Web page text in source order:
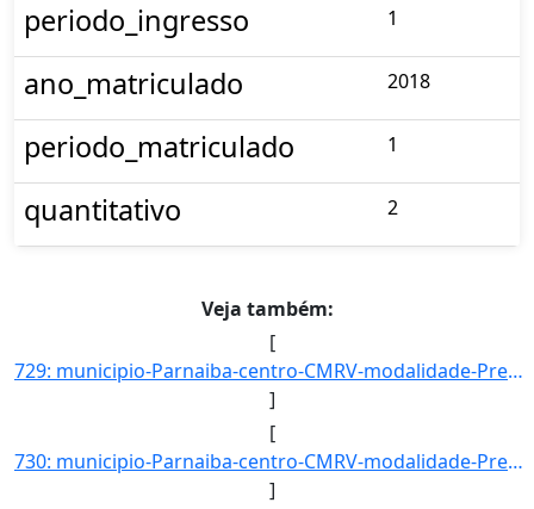
periodo_ingresso 1
ano_matriculado 2018
periodo_matriculado 1
quantitativo 2
Veja também:
[
729: municipio-Parnaiba-centro-CMRV-modalidade-Presencial-convenio--selecao-SISU_COTA-cota-AA-1-sexo-F-uf]
]
[
730: municipio-Parnaiba-centro-CMRV-modalidade-Presencial-convenio--selecao-SISU_COTA-cota-AA-1-sexo-M-uf]
]